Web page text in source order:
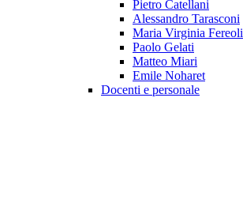
Pietro Catellani
Alessandro Tarasconi
Maria Virginia Fereoli
Paolo Gelati
Matteo Miari
Emile Noharet
Docenti e personale